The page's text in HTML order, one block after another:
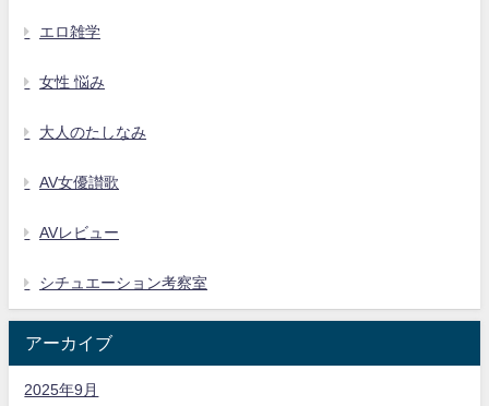
エロ雑学
女性 悩み
大人のたしなみ
AV女優讃歌
AVレビュー
シチュエーション考察室
アーカイブ
2025年9月